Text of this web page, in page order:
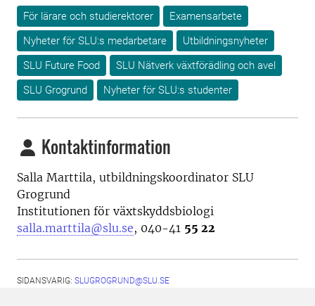
För lärare och studierektorer
Examensarbete
Nyheter för SLU:s medarbetare
Utbildningsnyheter
SLU Future Food
SLU Nätverk växtförädling och avel
SLU Grogrund
Nyheter för SLU:s studenter
Kontaktinformation
Salla Marttila, utbildningskoordinator SLU
Grogrund
Institutionen för växtskyddsbiologi
salla.marttila@slu.se, 040-41 55 22
SIDANSVARIG: SLUGROGRUND@SLU.SE